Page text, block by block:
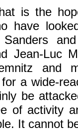
is the
have
Jean-Luc
and
a wide-
be
of activity
It cannot